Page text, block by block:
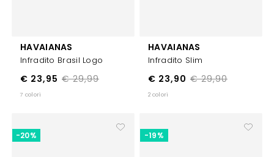
HAVAIANAS
Infradito Brasil Logo
€ 29,99
€ 23,95
7 colori
HAVAIANAS
Infradito Slim
€ 29,90
€ 23,90
2 colori
-20% -19%